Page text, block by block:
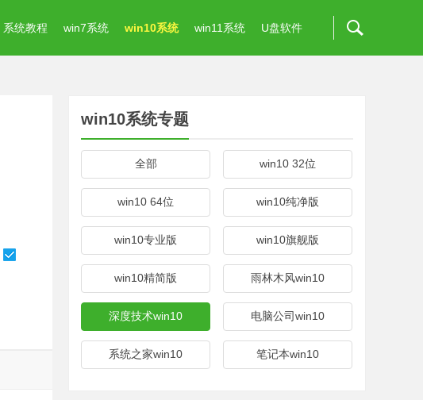
系统教程 win7系统 win10系统 win11系统 U盘软件
win10系统专题
全部 win10 32位
win10 64位 win10纯净版
win10专业版 win10旗舰版
win10精简版 雨林木风win10
深度技术win10 电脑公司win10
系统之家win10 笔记本win10